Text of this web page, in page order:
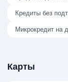
Кредиты без
Микрокредит на
Карты